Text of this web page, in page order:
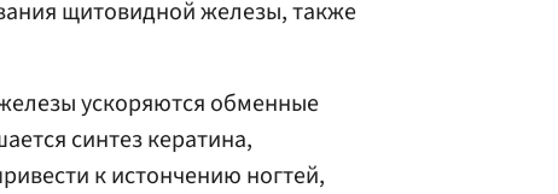
щитовидной железы, также
ускоряются обменные
синтез кератина,
к истончению ногтей,